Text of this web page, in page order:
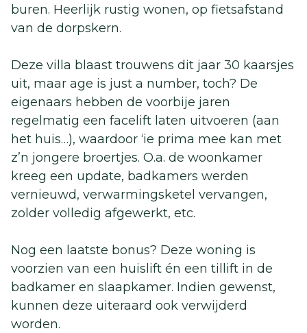
buren. Heerlijk rustig wonen, op fietsafstand
van de dorpskern.
Deze villa blaast trouwens dit jaar 30 kaarsjes
uit, maar age is just a number, toch? De
eigenaars hebben de voorbije jaren
regelmatig een facelift laten uitvoeren (aan
het huis…), waardoor ‘ie prima mee kan met
z’n jongere broertjes. O.a. de woonkamer
kreeg een update, badkamers werden
vernieuwd, verwarmingsketel vervangen,
zolder volledig afgewerkt, etc.
Nog een laatste bonus? Deze woning is
voorzien van een huislift én een tillift in de
badkamer en slaapkamer. Indien gewenst,
kunnen deze uiteraard ook verwijderd
worden.